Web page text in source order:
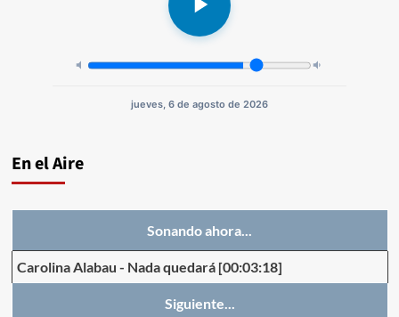
jueves, 6 de agosto de 2026
En el Aire
Sonando ahora...
Carolina Alabau - Nada quedará [00:03:18]
Siguiente...